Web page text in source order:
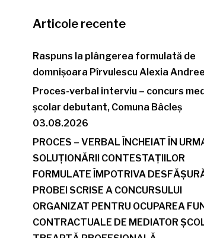
Articole recente
Raspuns la plângerea formulată de
domnișoara Pîrvulescu Alexia
Proces-verbal interviu – concurs
școlar debutant, Comuna Bâcleș
03.08.2026
PROCES – VERBAL ÎNCHEIAT ÎN
SOLUȚIONĂRII CONTESTAȚIILOR
FORMULATE ÎMPOTRIVA
PROBEI SCRISE A CONCURSULUI
ORGANIZAT PENTRU OCUPAREA
CONTRACTUALE DE MEDIATOR